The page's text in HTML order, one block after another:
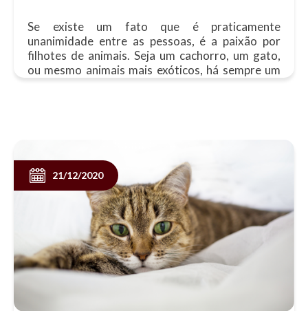
Se existe um fato que é praticamente
unanimidade entre as pessoas, é a paixão por
filhotes de animais. Seja um cachorro, um gato,
ou mesmo animais mais exóticos, há sempre um
21/12/2020